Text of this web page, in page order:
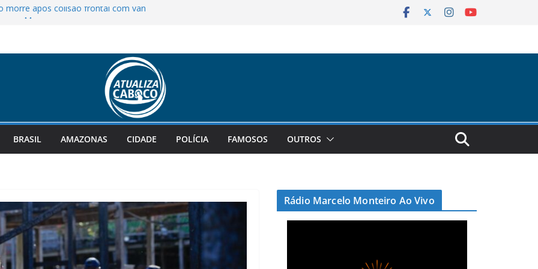
morre após colisão frontal com van
Serafim Corrêa como vice e
para a convenção da vitória
a facadas pelo companheiro em
como violência de gênero
como Patrimônio Mundial
BRASIL AMAZONAS CIDADE POLÍCIA FAMOSOS OUTROS
Rádio Marcelo Monteiro Ao Vivo